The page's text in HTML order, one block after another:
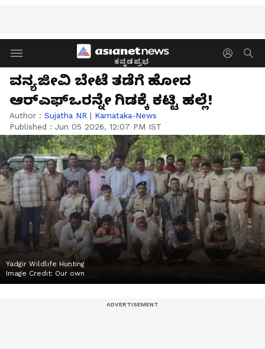
ಕನ್ನಡಪ್ರಭ
ವನ್ಯಜೀವಿ ಬೇಟೆ ತಡೆಗೆ ಹೋದ
ಆರ್‌ಎಫ್‌ಒರನ್ನೇ ಗಿಡಕ್ಕೆ ಕಟ್ಟಿ ಹಲ್ಲೆ!
Author : Sujatha NR | Karnataka-News
Published : Jun 05 2026, 12:07 PM IST
Yadgir Wildlife Hunting
Image Credit: Our own